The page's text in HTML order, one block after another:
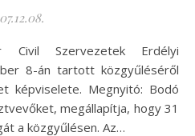
8-án tartott közgyűléséről
képviselete. Megnyitó: Bodó
megállapítja, hogy 31
a közgyűlésen. Az…